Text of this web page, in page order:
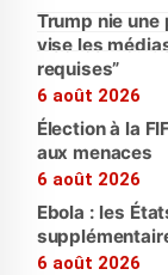
Trump nie une
vise les
requises”
6 août 2026
Élection à la
aux menaces
6 août 2026
Ebola : les
6 août 2026